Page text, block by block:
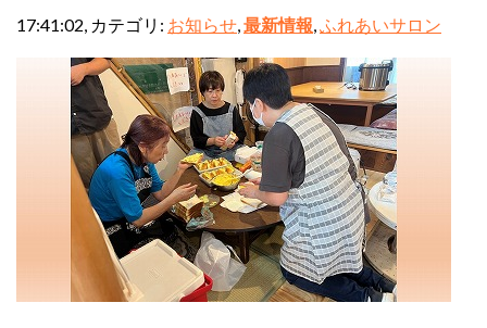
17:41:02, カテゴリ: お知らせ 最新情報 ふれあいサロン